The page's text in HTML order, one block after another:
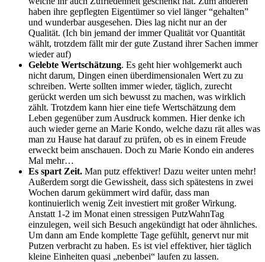
haben ihre gepflegten Eigentümer so viel länger “gehalten”
und wunderbar ausgesehen. Dies lag nicht nur an der
Qualität. (Ich bin jemand der immer Qualität vor Quantität
wählt, trotzdem fällt mir der gute Zustand ihrer Sachen immer
wieder auf)
Gelebte Wertschätzung. Es geht hier wohlgemerkt auch
nicht darum, Dingen einen überdimensionalen Wert zu zu
schreiben. Werte sollten immer wieder, täglich, zurecht
gerückt werden um sich bewusst zu machen, was wirklich
zählt. Trotzdem kann hier eine tiefe Wertschätzung dem
Leben gegenüber zum Ausdruck kommen. Hier denke ich
auch wieder gerne an Marie Kondo, welche dazu rät alles was
man zu Hause hat darauf zu prüfen, ob es in einem Freude
erweckt beim anschauen. Doch zu Marie Kondo ein anderes
Mal mehr…
Es spart Zeit. Man putz effektiver! Dazu weiter unten mehr!
Außerdem sorgt die Gewissheit, dass sich spätestens in zwei
Wochen darum gekümmert wird dafür, dass man
kontinuierlich wenig Zeit investiert mit großer Wirkung.
Anstatt 1-2 im Monat einen stressigen PutzWahnTag
einzulegen, weil sich Besuch angekündigt hat oder ähnliches.
Um dann am Ende komplette Tage gefühlt, genervt nur mit
Putzen verbracht zu haben. Es ist viel effektiver, hier täglich
kleine Einheiten quasi „nebenbei“ laufen zu lassen.